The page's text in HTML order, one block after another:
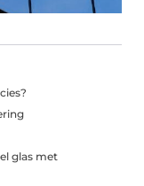
glas met